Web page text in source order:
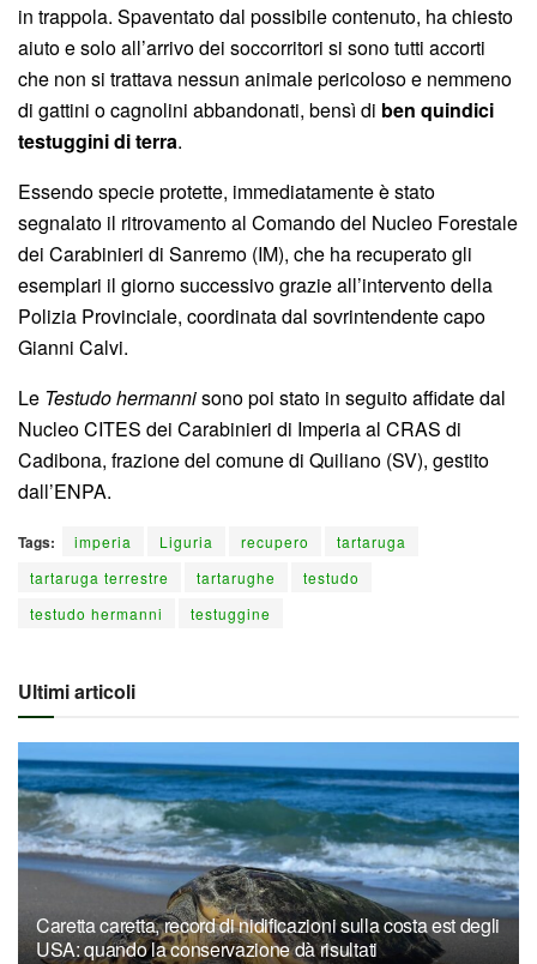
in trappola. Spaventato dal possibile contenuto, ha chiesto
aiuto e solo all’arrivo dei soccorritori si sono tutti accorti
che non si trattava nessun animale pericoloso e nemmeno
di gattini o cagnolini abbandonati, bensì di ben quindici
testuggini di terra.
Essendo specie protette, immediatamente è stato
segnalato il ritrovamento al Comando del Nucleo Forestale
dei Carabinieri di Sanremo (IM), che ha recuperato gli
esemplari il giorno successivo grazie all’intervento della
Polizia Provinciale, coordinata dal sovrintendente capo
Gianni Calvi.
Le Testudo hermannisono poi stato in seguito affidate dal
Nucleo CITES dei Carabinieri di Imperia al CRAS di
Cadibona, frazione del comune di Quiliano (SV), gestito
dall’ENPA.
Tags: imperia Liguria recupero
tartaruga
tartaruga terrestre
tartarughe
testudo
testudo hermanni
testuggine
Ultimi articoli
Caretta caretta, record di nidificazioni sulla costa est degli
USA: quando la conservazione dà risultati